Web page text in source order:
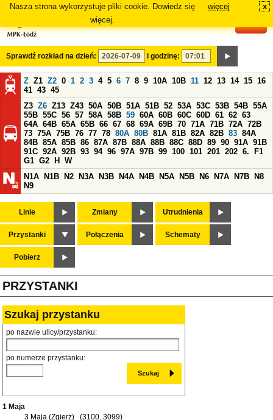
Nasza strona wykorzystuje pliki cookie. Dowiedz się
więcej.
więcej x
Sprawdź rozkład na dzień: i godzinę:
Z Z1 Z2 0 1 2 3 4 5 6 7 8 9 10A 10B 11 12 13 14 15 16
41 43 45
Z3 Z6 Z13 Z43 50A 50B 51A 51B 52 53A 53C 53B 54B 55A
55B 55C 56 57 58A 58B 59 60A 60B 60C 60D 61 62 63
64A 64B 65A 65B 66 67 68 69A 69B 70 71A 71B 72A 72B
73 75A 75B 76 77 78 80A 80B 81A 81B 82A 82B 83 84A
84B 85A 85B 86 87A 87B 88A 88B 88C 88D 89 90 91A 91B
91C 92A 92B 93 94 96 97A 97B 99 100 101 201 202 6.
F1
G1 G2 H
W
N1A
N1B N2 N3A N3B N4A N4B N5A N5B N6 N7A N7B
N8
N9
Linie Zmiany Utrudnienia
Przystanki Połączenia Schematy
Pobierz
PRZYSTANKI
Szukaj przystanku
po nazwie ulicy/przystanku:
po numerze przystanku:
1 Maja
3 Maja (Zgierz) (3100, 3099)